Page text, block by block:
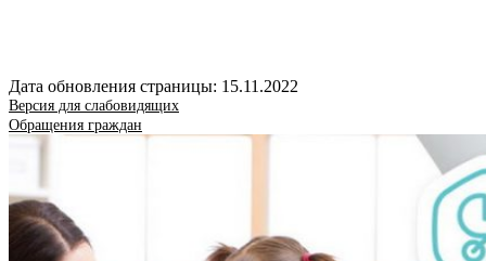
Дата обновления страницы: 15.11.2022
Версия для слабовидящих
Обращения граждан